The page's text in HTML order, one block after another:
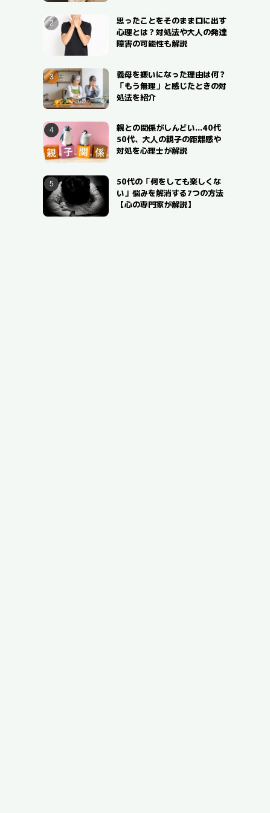
思ったことをそのまま口に出す
心理とは？対処法や大人の発達
障害の可能性も解説
義母を嫌いになった理由は何？
「もう無理」と感じたときの対
処法を紹介
親との関係がしんどい…40代
50代、大人の親子の距離感や
対処を心理士が解説
50代の「何をしても楽しくな
い」悩みを解消する7つの方法
【心の専門家が解説】